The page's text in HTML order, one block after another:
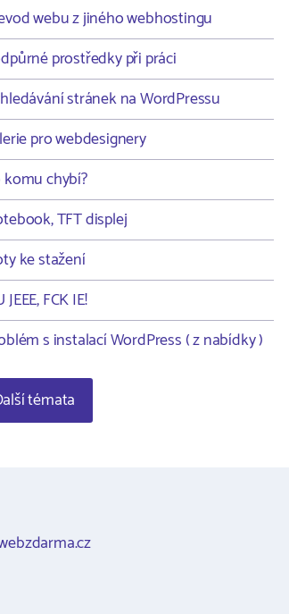
webu z jiného webhostingu
prostředky při práci
stránek na WordPressu
pro webdesignery
komu chybí?
TFT displej
ke stažení
JEEE, FCK IE!
s instalací WordPress ( z nabídky )
témata